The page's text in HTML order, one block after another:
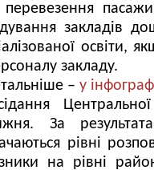
перевезення
закладів
освіти,
закладу.
– у
За
рівні
на рівні